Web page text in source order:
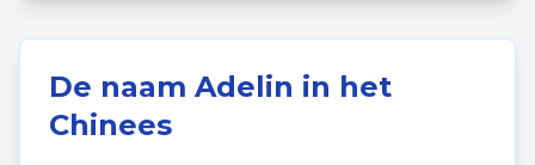
De naam Adelin in het
Chinees